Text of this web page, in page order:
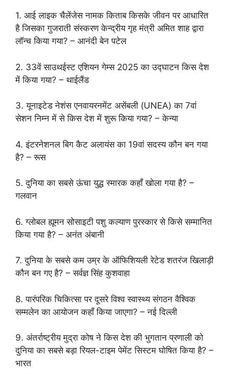
1. आई लाइक चैलेंजेस नामक किताब किसके जीवन पर आधारित
है जिसका गुजराती संस्करण केन्द्रीय गृह मंत्री अमित शाह द्वारा
लॉन्च किया गया? – आनंदी बेन पटेल
2. 33वें साउथईस्ट एशियन गेम्स 2025 का उद्घाटन किस देश
में किया गया? – थाईलैंड
3. यूनाइटेड नेशंस एनवायरनमेंट असेंबली (UNEA) का 7वां
सेशन निम्न में से किस देश में शुरू किया गया? – केन्या
4. इंटरनेशनल बिग कैट अलायंस का 19वां सदस्य कौन बन गया
है? – रूस
5. दुनिया का सबसे ऊंचा युद्ध स्मारक कहाँ खोला गया है? –
गलवान
6. ग्लोबल ह्यूमन सोसाइटी पशु कल्याण पुरस्कार से किसे सम्मानित
किया गया है? – अनंत अंबानी
7. दुनिया के सबसे कम उम्र के ऑफिशियली रेटेड शतरंज खिलाड़ी
कौन बन गए है? – सर्वज्ञ सिंह कुशवाहा
8. पारंपरिक चिकित्सा पर दूसरे विश्व स्वास्थ्य संगठन वैश्विक
सम्मलेन का आयोजन कहाँ किया जाएगा? – नई दिल्ली
9. अंतर्राष्ट्रीय मुद्रा कोष ने किस देश की भुगतान प्रणाली को
दुनिया का सबसे बड़ा रियल-टाइम पेमेंट सिस्टम घोषित किया है? –
भारत